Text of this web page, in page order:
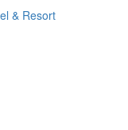
& Resort